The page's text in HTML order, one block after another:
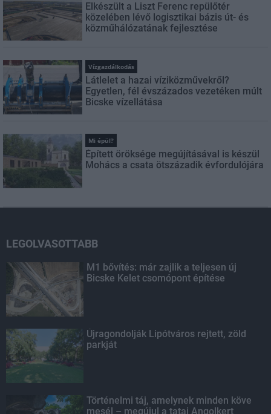
Elkészült a Liszt Ferenc repülőtér
közelében lévő logisztikai bázis út- és
közműhálózatának fejlesztése
Vízgazdálkodás
Látlelet a hazai víziközművekről?
Egyetlen, fél évszázados vezetéken múlt
Bicske vízellátása
Mi épül?
Épített öröksége megújításával is készül
Mohács a csata ötszázadik évfordulójára
LEGOLVASOTTABB
M1 bővítés: már zajlik a teljesen új
Bicske Kelet csomópont építése
Újragondolják Lipótváros rejtett, zöld
parkját
Történelmi táj, amelynek minden köve
mesél – megújul a tatai Angolkert